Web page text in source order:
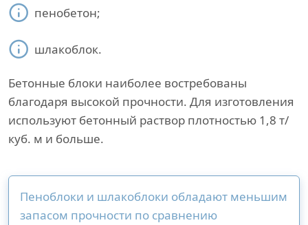
пенобетон;
шлакоблок.
Бетонные блоки наиболее востребованы
благодаря высокой прочности. Для изготовления
используют бетонный раствор плотностью 1,8 т/
куб. м и больше.
Пеноблоки и шлакоблоки обладают меньшим
запасом прочности по сравнению